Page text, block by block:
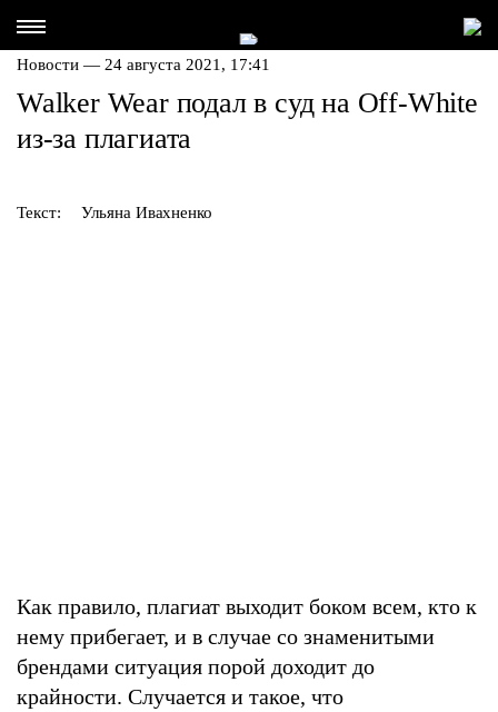
Новости — 24 августа 2021, 17:41
Walker Wear подал в суд на Off-White
из-за плагиата
Текст: Ульяна Ивахненко
Как правило, плагиат выходит боком всем, кто к
нему прибегает, и в случае со знаменитыми
брендами ситуация порой доходит до
крайности. Случается и такое, что